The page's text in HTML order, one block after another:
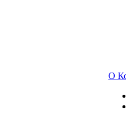
О